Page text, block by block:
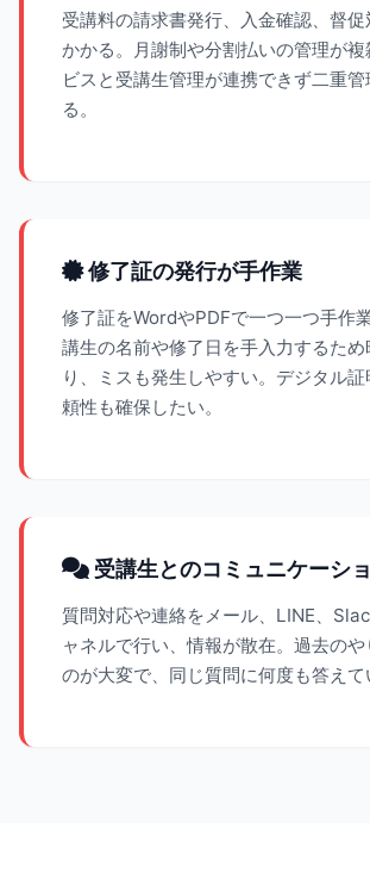
受講料の請求書発行、入金確認、督
かかる。月謝制や分割払いの管理が
ビスと受講生管理が連携できず二重
る。
修了証の発行が手作業
修了証をWordやPDFで一つ一つ手作
講生の名前や修了日を手入力するた
り、ミスも発生しやすい。デジタル
頼性も確保したい。
受講生とのコミュニケーシ
質問対応や連絡をメール、LINE、
ャネルで行い、情報が散在。過去の
のが大変で、同じ質問に何度も答えて